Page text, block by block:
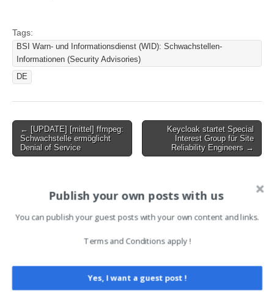
[UPDATE] [hoch] zlib:
Schwachstelle ermöglicht
nicht spezifizierten Angriff
Tags:
BSI Warn- und Informationsdienst (WID): Schwachstellen-
Informationen (Security Advisories)
DE
Post
navigation
← [UPDATE] [mittel] ffmpeg:
Schwachstelle ermöglicht
Denial of Service
Keycloak startet Special
Interest Group für Site
Reliability Engineers →
AI News BriefPublish your own posts with us
You can publish your guest posts with your own content and links.
Terms and Conditions apply !
Yes, I want a guest post !